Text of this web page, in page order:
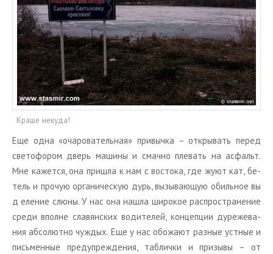
Краше некуда!
Еще одна «оча­ро­ва­тель­ная» при­выч­ка – от­кры­вать перед
све­то­фо­ром дверь ма­ши­ны и смач­но пле­вать на ас­фальт.
Мне ка­жет­ся, она при­ш­ла к нам с во­сто­ка, где жуют кат, бе­
тель и про­чую ор­га­ни­че­скую дурь, вы­зы­ва­ю­щую обиль­ное вы
деле­ние слюны. У нас она нашла ши­ро­кое рас­про­стра­не­ние
среди вполне сла­вян­ских во­ди­те­лей, кон­цеп­ции ду­ре­же­ва­
ния аб­со­лют­но чуж­дых. Еще у нас обо­жа­ют раз­ные уст­ные и
пись­мен­ные пре­ду­пре­жде­ния, таб­лич­ки и при­зы­вы – от